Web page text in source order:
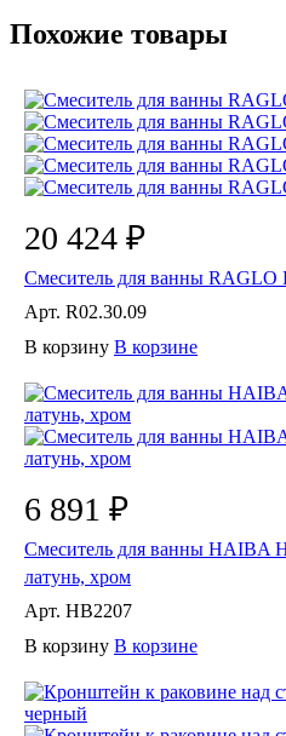
Похожие товары
20 424 ₽
Смеситель для ванны RAGLO
Арт. R02.30.09
В корзину В корзине
6 891 ₽
Смеситель для ванны HAIBA
латунь, хром
Арт. HB2207
В корзину В корзине